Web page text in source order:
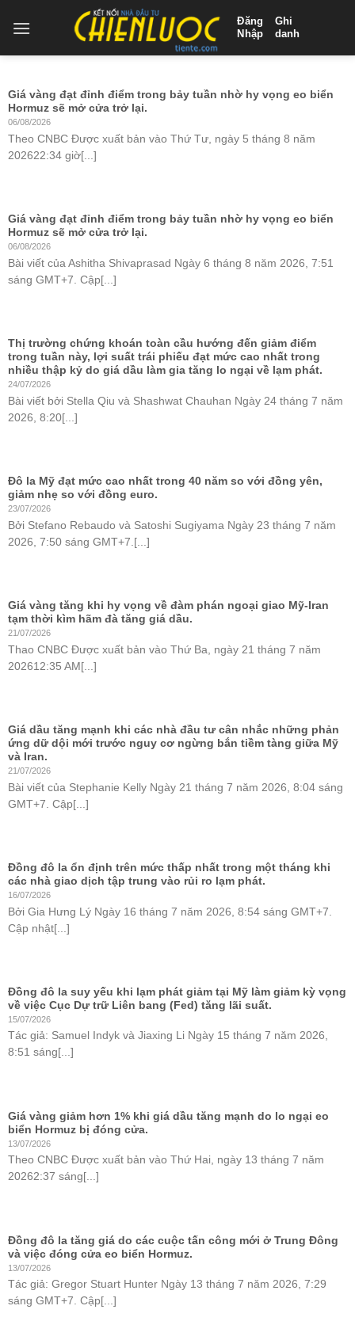
Đăng
Nhập
Ghi
danh
Giá vàng đạt đỉnh điểm trong bảy tuần nhờ hy vọng eo biển
Hormuz sẽ mở cửa trở lại.
06/08/2026
Theo CNBC Được xuất bản vào Thứ Tư, ngày 5 tháng 8 năm
202622:34 giờ[...]
Giá vàng đạt đỉnh điểm trong bảy tuần nhờ hy vọng eo biển
Hormuz sẽ mở cửa trở lại.
06/08/2026
Bài viết của Ashitha Shivaprasad Ngày 6 tháng 8 năm 2026, 7:51
sáng GMT+7. Cập[...]
Thị trường chứng khoán toàn cầu hướng đến giảm điểm
trong tuần này, lợi suất trái phiếu đạt mức cao nhất trong
nhiều thập kỷ do giá dầu làm gia tăng lo ngại về lạm phát.
24/07/2026
Bài viết bởi Stella Qiu và Shashwat Chauhan Ngày 24 tháng 7 năm
2026, 8:20[...]
Đô la Mỹ đạt mức cao nhất trong 40 năm so với đồng yên,
giảm nhẹ so với đồng euro.
23/07/2026
Bởi Stefano Rebaudo và Satoshi Sugiyama Ngày 23 tháng 7 năm
2026, 7:50 sáng GMT+7.[...]
Giá vàng tăng khi hy vọng về đàm phán ngoại giao Mỹ-Iran
tạm thời kìm hãm đà tăng giá dầu.
21/07/2026
Thao CNBC Được xuất bản vào Thứ Ba, ngày 21 tháng 7 năm
202612:35 AM[...]
Giá dầu tăng mạnh khi các nhà đầu tư cân nhắc những phản
ứng dữ dội mới trước nguy cơ ngừng bắn tiềm tàng giữa Mỹ
và Iran.
21/07/2026
Bài viết của Stephanie Kelly Ngày 21 tháng 7 năm 2026, 8:04 sáng
GMT+7. Cập[...]
Đồng đô la ổn định trên mức thấp nhất trong một tháng khi
các nhà giao dịch tập trung vào rủi ro lạm phát.
16/07/2026
Bởi Gia Hưng Lý Ngày 16 tháng 7 năm 2026, 8:54 sáng GMT+7.
Cập nhật[...]
Đồng đô la suy yếu khi lạm phát giảm tại Mỹ làm giảm kỳ vọng
về việc Cục Dự trữ Liên bang (Fed) tăng lãi suất.
15/07/2026
Tác giả: Samuel Indyk và Jiaxing Li Ngày 15 tháng 7 năm 2026,
8:51 sáng[...]
Giá vàng giảm hơn 1% khi giá dầu tăng mạnh do lo ngại eo
biển Hormuz bị đóng cửa.
13/07/2026
Theo CNBC Được xuất bản vào Thứ Hai, ngày 13 tháng 7 năm
20262:37 sáng[...]
Đồng đô la tăng giá do các cuộc tấn công mới ở Trung Đông
và việc đóng cửa eo biển Hormuz.
13/07/2026
Tác giả: Gregor Stuart Hunter Ngày 13 tháng 7 năm 2026, 7:29
sáng GMT+7. Cập[...]